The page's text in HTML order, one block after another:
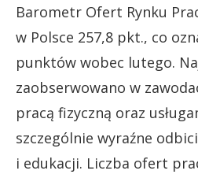
Barometr Ofert Rynku
w Polsce 257,8 pkt., co
punktów wobec lutego.
zaobserwowano w
pracą fizyczną oraz
szczególnie wyraźne
i edukacji. Liczba ofert